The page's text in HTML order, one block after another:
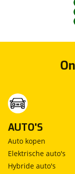
om
Kan je ons
AUTO'S
Auto kopen
Elektrische auto's
Hybride auto's